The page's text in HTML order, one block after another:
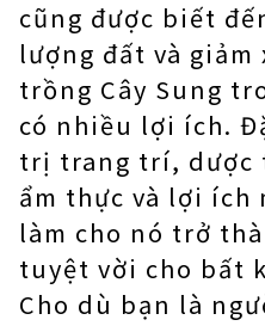
cũng được biết
lượng đất và
trồng Cây Sung
có nhiều lợi ích.
trị trang trí, dược
ẩm thực và lợi ích
làm cho nó trở
tuyệt vời cho bất
Cho dù bạn là